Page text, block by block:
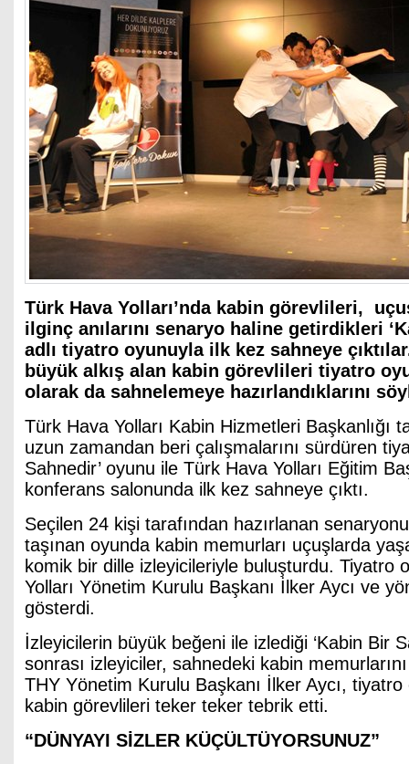
Türk Hava Yolları’nda kabin görevlileri,
ilginç anılarını senaryo haline getirdikleri
adlı tiyatro oyunuyla ilk kez sahneye
büyük alkış alan kabin görevlileri tiyatro
olarak da sahnelemeye hazırlandıklarını
Türk Hava Yolları Kabin Hizmetleri Başkanlığı
uzun zamandan beri çalışmalarını sürdüren
Sahnedir’ oyunu ile Türk Hava Yolları Eğitim
konferans salonunda ilk kez sahneye çıktı.
Seçilen 24 kişi tarafından hazırlanan
taşınan oyunda kabin memurları uçuşlarda
komik bir dille izleyicileriyle buluşturdu. Tiyatro
Yolları Yönetim Kurulu Başkanı İlker Aycı ve
gösterdi.
İzleyicilerin büyük beğeni ile izlediği ‘Kabin Bir
sonrası izleyiciler, sahnedeki kabin
THY Yönetim Kurulu Başkanı İlker Aycı,
kabin görevlileri teker teker tebrik etti.
“DÜNYAYI SİZLER KÜÇÜLTÜYORSUNUZ”